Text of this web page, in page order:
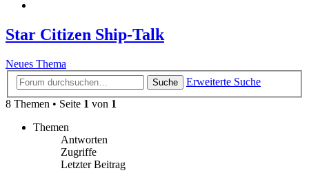
Star Citizen Ship-Talk
Neues Thema
Suche
Erweiterte Suche
8 Themen • Seite 1 von 1
Themen
Antworten
Zugriffe
Letzter Beitrag